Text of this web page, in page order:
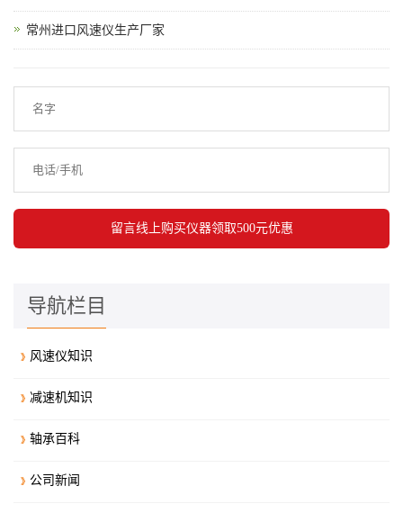
常州进口风速仪生产厂家
导航栏目
风速仪知识
减速机知识
轴承百科
公司新闻